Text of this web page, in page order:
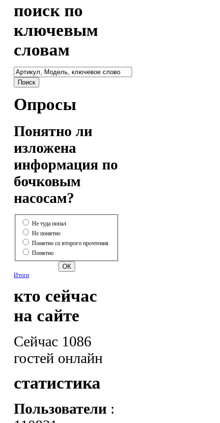
поиск по
ключевым
словам
Опросы
Понятно ли
изложена
информация по
бочковым
насосам?
Не туда попал
Не понятно
Понятно со второго прочтения
Понятно
Итоги
кто сейчас
на сайте
Сейчас 1086
гостей онлайн
статистика
Пользователи :